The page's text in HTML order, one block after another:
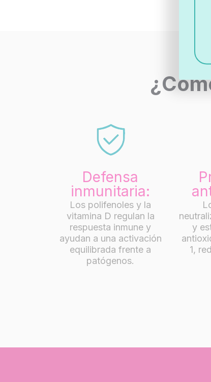
Defensa
inmunitaria:
Los polifenoles y la
vitamina D regulan la
respuesta inmune y
ayudan a una activación
equilibrada frente a
patógenos.
y
1,